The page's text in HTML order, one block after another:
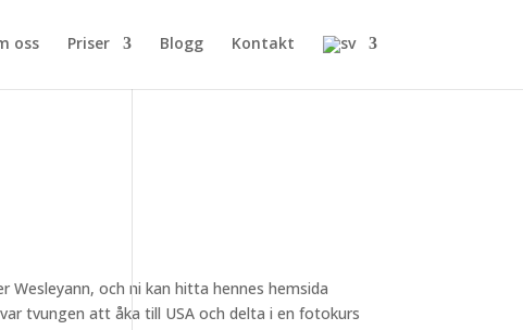
oss Priser Blogg Kontakt
och ni kan hitta hennes hemsida
tvungen att åka till USA och delta i en fotokurs